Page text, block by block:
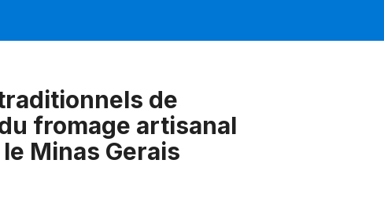
de
fromage artisanal
Minas Gerais